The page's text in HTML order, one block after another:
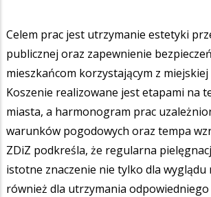
Celem prac jest utrzymanie estetyki
publicznej oraz zapewnienie
mieszkańcom korzystającym z
Koszenie realizowane jest etapami na
miasta, a harmonogram prac
warunków pogodowych oraz tempa
ZDiZ podkreśla, że regularna
istotne znaczenie nie tylko dla wyglądu
również dla utrzymania